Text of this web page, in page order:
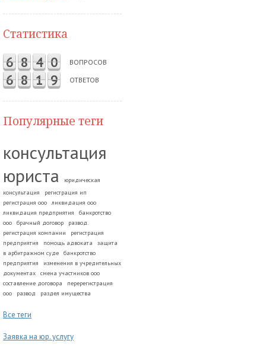
Статистика
6 8 4 0 ВОПРОСОВ
6 8 1 9 ОТВЕТОВ
Популярные теги
консультация
юриста
юридическая
консультация
регистрация ип
регистрация ооо
ликвидация ооо
ликвидация предприятия
банкротство
ооо
брачный договор
развод.
регистрация компании
регистрация
предприятия
помощь адвоката
защита
в арбитражном суде
банкротство
предприятия
изменения в учредительных
документах
смена участников ооо
составление договора
перерегистрация
ооо
развод раздел имущества
Все теги
Заявка на юр. услугу